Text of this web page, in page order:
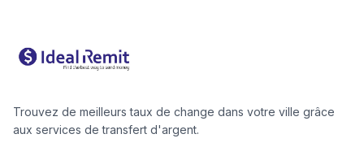
Trouvez de meilleurs taux de change dans votre ville grâce
aux services de transfert d'argent.